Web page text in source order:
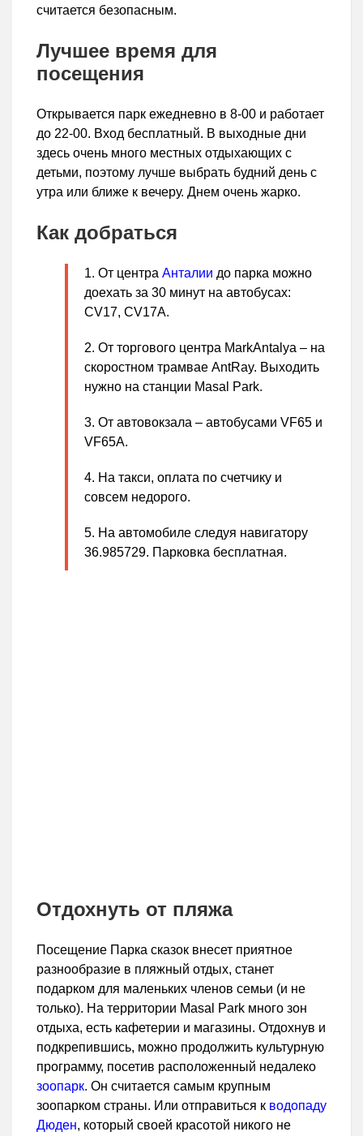
считается безопасным.
Лучшее время для
посещения
Открывается парк ежедневно в 8-00 и работает
до 22-00. Вход бесплатный. В выходные дни
здесь очень много местных отдыхающих с
детьми, поэтому лучше выбрать будний день с
утра или ближе к вечеру. Днем очень жарко.
Как добраться
От центра Анталии до парка можно
доехать за 30 минут на автобусах:
CV17, CV17A.
От торгового центра MarkAntalya – на
скоростном трамвае AntRay. Выходить
нужно на станции Masal Park.
От автовокзала – автобусами VF65 и
VF65A.
На такси, оплата по счетчику и
совсем недорого.
На автомобиле следуя навигатору
36.985729. Парковка бесплатная.
Отдохнуть от пляжа
Посещение Парка сказок внесет приятное
разнообразие в пляжный отдых, станет
подарком для маленьких членов семьи (и не
только). На территории Masal Park много зон
отдыха, есть кафетерии и магазины. Отдохнув и
подкрепившись, можно продолжить культурную
программу, посетив расположенный недалеко
зоопарк. Он считается самым крупным
зоопарком страны. Или отправиться к водопаду
Дюден, который своей красотой никого не